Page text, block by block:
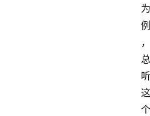
为
例
，
总
听
这
个